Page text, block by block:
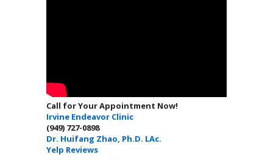
Call for Your Appointment Now!
Irvine Endeavor Clinic
(949) 727-0898
Dr. Huifang Zhao, Ph.D. LAc.
Yelp Reviews